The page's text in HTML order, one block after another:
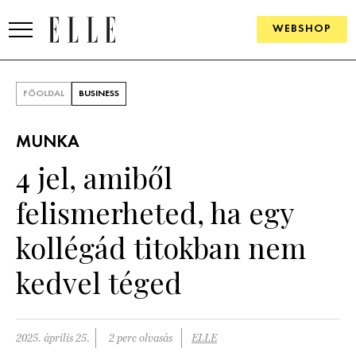
WEBSHOP
SZÉPSÉG
PSZICHÉ
PÁRKAPCSOLAT
FŐOLDAL BUSINESS
MUNKA
4 jel, amiből
felismerheted, ha egy
kollégád titokban nem
kedvel téged
2025. április 25. 2 perc olvasás ELLE